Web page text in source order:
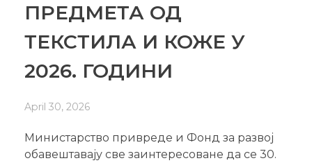
ПРЕДМЕТА ОД
ТЕКСТИЛА И КОЖЕ У
2026. ГОДИНИ
April 30, 2026
Министарство привреде и Фонд за развој
обавештавају све заинтересоване да се 30.